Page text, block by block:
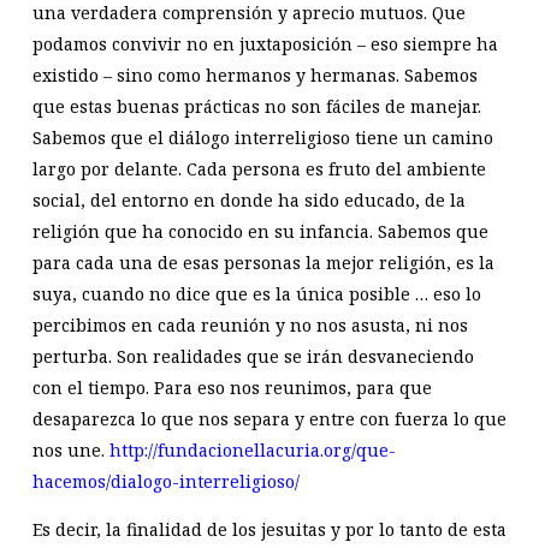
una verdadera comprensión y aprecio mutuos. Que
podamos convivir no en juxtaposición – eso siempre ha
existido – sino como hermanos y hermanas. Sabemos
que estas buenas prácticas no son fáciles de manejar.
Sabemos que el diálogo interreligioso tiene un camino
largo por delante. Cada persona es fruto del ambiente
social, del entorno en donde ha sido educado, de la
religión que ha conocido en su infancia. Sabemos que
para cada una de esas personas la mejor religión, es la
suya, cuando no dice que es la única posible … eso lo
percibimos en cada reunión y no nos asusta, ni nos
perturba. Son realidades que se irán desvaneciendo
con el tiempo. Para eso nos reunimos, para que
desaparezca lo que nos separa y entre con fuerza lo que
nos une. http://fundacionellacuria.org/que-
hacemos/dialogo-interreligioso/
Es decir, la finalidad de los jesuitas y por lo tanto de esta